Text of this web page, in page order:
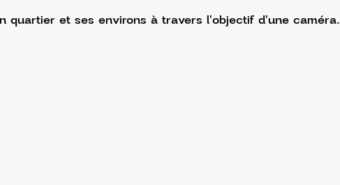
quartier et ses environs à travers l'objectif d'une caméra.